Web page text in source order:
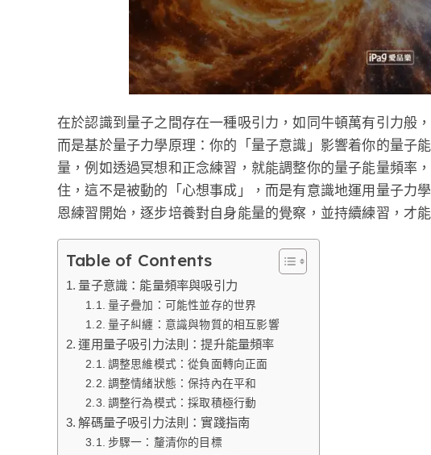
在於認識到量子之間存在一種吸引力，如同牛頓萬有引力般
而是基於量子力學原理：你的「量子意識」影響着你的量子
量，例如透過冥想和正念練習，就能調整你的量子能量頻率
住，這不是被動的「心想事成」，而是有意識地運用量子力
恩練習開始，逐步培養對自身能量的覺察，並持續練習，才
Table of Contents
量子意識：能量頻率與吸引力
量子疊加：可能性並存的世界
量子糾纏：意識與物質的相互影響
運用量子吸引力法則：提升能量頻率
調整思維模式：從負面轉向正面
調整情緒狀態：保持內在平和
調整行為模式：採取積極行動
解碼量子吸引力法則：實踐指南
步驟一：釐清你的目標